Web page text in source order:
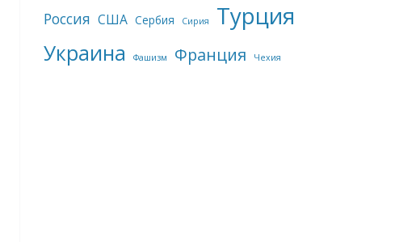
Россия США Сербия Сирия Турция
Украина Фашизм Франция Чехия